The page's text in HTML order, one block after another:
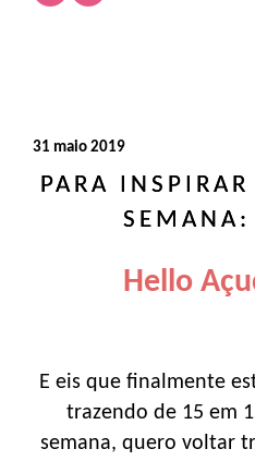
31 maio 2019
PARA
SEMANA:
Hello
E eis que finalmente
trazendo de 15 em
semana, quero voltar